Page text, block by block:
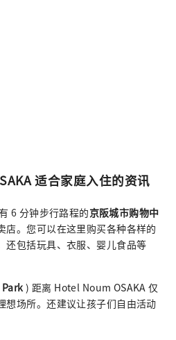
适合家庭入住的资讯
6 分钟步行路程的京阪城市购物中
店。您可以在这里购买各种各样的
还包括玩具、衣服、婴儿食品等
) 距离 Hotel Noum OSAKA 仅
想场所。还建议让孩子们自由活动